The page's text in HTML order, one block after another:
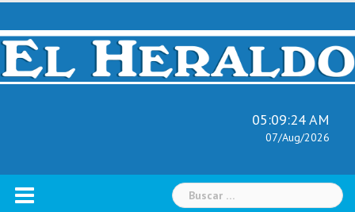
Skip
content
05:09:26 AM
07/Aug/2026
Buscar: